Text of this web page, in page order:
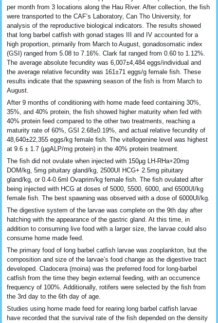
per month from 3 locations along the Hau River. After collection, the fish
were transported to the CAF’s Laboratory, Can Tho University, for
analysis of the reproductive biological indicators. The results showed
that long barbel catfish with gonad stages III and IV accounted for a
high proportion, primarily from March to August, gonadosomatic index
(GSI) ranged from 5.08 to 7.16%. Clark fat ranged from 0.60 to 1.12%.
The average absolute fecundity was 6,007±4,484 eggs/individual and
the average relative fecundity was 161±71 eggs/g female fish. These
results indicate that the spawning season of the fish is from March to
August.
After 9 months of conditioning with home made feed containing 30%,
35%, and 40% protein, the fish showed higher maturity when fed with
40% protein feed compared to the other two treatments, reaching a
maturity rate of 60%, GSI 2.68±0.19%, and actual relative fecundity of
48,640±22,355 eggs/kg female fish. The vitellogenine level was highest
at 9.6 ± 1.7 (µgALP/mg protein) in the 40% protein treatment.
The fish did not ovulate when injected with 150µg LH-RHa+20mg
DOM/kg, 5mg pituitary gland/kg, 2500UI HCG+ 2.5mg pituitary
gland/kg, or 0.4-0.6ml Ovaprim/kg female fish. The fish ovulated after
being injected with HCG at doses of 5000, 5500, 6000, and 6500UI/kg
female fish. The best spawning was observed with a dose of 6000UI/kg.
The digestive system of the larvae was complete on the 9th day after
hatching with the appearance of the gastric gland. At this time, in
addition to consuming live food with a larger size, the larvae could also
consume home made feed.
The primary food of long barbel catfish larvae was zooplankton, but the
composition and size of the larvae’s food change as the digestive tract
developed. Cladocera (moina) was the preferred food for long-barbel
catfish from the time they begin external feeding, with an occurrence
frequency of 100%. Additionally, rotifers were selected by the fish from
the 3rd day to the 6th day of age.
Studies using home made feed for rearing long barbel catfish larvae
have recorded that the survival rate of the fish depended on the density